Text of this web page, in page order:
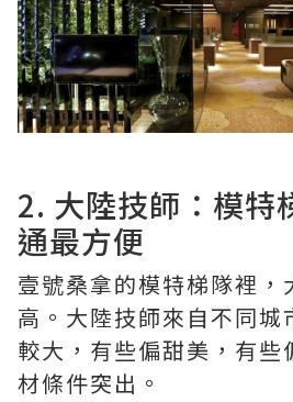
2. 大陸技師：模特
通最方便
壹號桑拿的模特梯隊裡，
高。大陸技師來自不同城
較大，有些偏甜美，有些
材條件突出。